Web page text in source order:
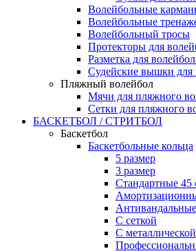
Волейбольные
Волейбольные
Волейбольный тросы
Протекторы для
Разметка для
Судейские вышки для
Пляжный волейбол
Мячи для пляжного
Сетки для пляжного
БАСКЕТБОЛ / СТРИТБОЛ
Баскетбол
Баскетбольные кольца
5 размер
3 размер
Стандартные 45
Антивандальные
С сеткой
С